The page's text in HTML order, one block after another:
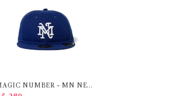
NUMBER - MN NE
CAP